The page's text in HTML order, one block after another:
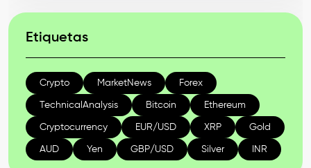
Etiquetas
Crypto MarketNews Forex
TechnicalAnalysis Bitcoin Ethereum
Cryptocurrency EUR/USD XRP Gold
AUD Yen GBP/USD Silver INR